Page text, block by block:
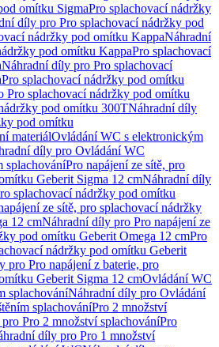
omítku SigmaPro splachovací nádržky
díly pro Pro splachovací nádržky pod
nádržky pod omítku KappaNáhradní
pod omítku KappaPro splachovací
Náhradní díly pro Pro splachovací
Pro splachovací nádržky pod omítku
Pro splachovací nádržky pod omítku
pod omítku 300TNáhradní díly
pod omítku
materiálOvládání WC s elektronickým
díly pro Ovládání WC
splachováníPro napájení ze sítě, pro
Geberit Sigma 12 cmNáhradní díly
splachovací nádržky pod omítku
ze sítě, pro splachovací nádržky
12 cmNáhradní díly pro Pro napájení ze
pod omítku Geberit Omega 12 cmPro
nádržky pod omítku Geberit
pro Pro napájení z baterie, pro
Geberit Sigma 12 cmOvládání WC
splachováníNáhradní díly pro Ovládání
splachováníPro 2 množství
Pro 2 množství splachováníPro
díly pro Pro 1 množství